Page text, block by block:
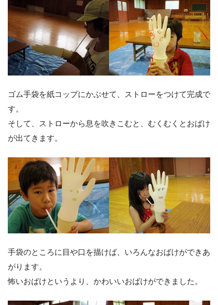
ゴム手袋を紙コップにかぶせて、ストローをつけて完成で
す。
そして、ストローから息を吹きこむと、むくむくとおばけ
が出てきます。
手袋のところに目や口を描けば、いろんなおばけができあ
がります。
怖いおばけというより、かわいいおばけができました。